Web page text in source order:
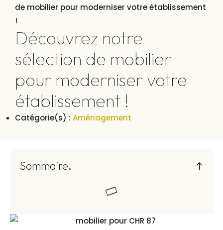
de mobilier pour moderniser votre établissement
!
Découvrez notre
sélection de mobilier
pour moderniser votre
établissement !
Catégorie(s) : Aménagement
Sommaire.